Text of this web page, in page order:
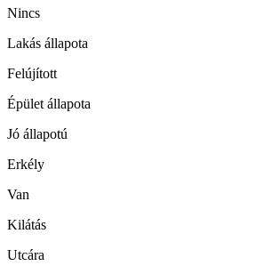
Nincs
Lakás állapota
Felújított
Épület állapota
Jó állapotú
Erkély
Van
Kilátás
Utcára